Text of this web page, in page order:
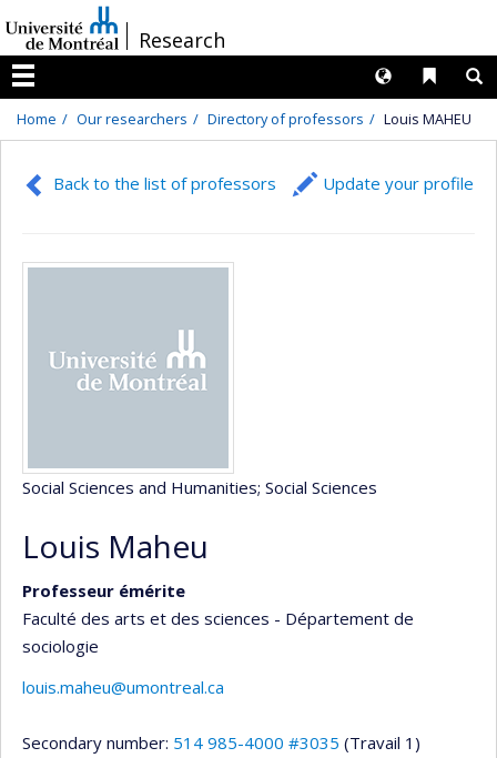
au
contenu
/Research
Menu
Liens
Langues
Home Our researchers Directory of professors Louis MAHEU
Back to the list of professors Update your profile
Social Sciences and Humanities; Social Sciences
Louis Maheu
Professeur émérite
Faculté des arts et des sciences - Département de
sociologie
louis.maheu@umontreal.ca
Secondary number: 514 985-4000 #3035 (Travail 1)